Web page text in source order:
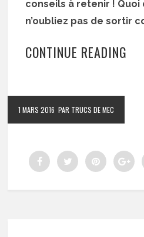
conseils à retenir ! Quoi
n’oubliez pas de sortir
CONTINUE READING
1 MARS 2016 PAR TRUCS DE MEC